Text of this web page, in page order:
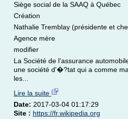
Siège social de la SAAQ à Québec
Création
Nathalie Tremblay (présidente et
Agence mère
modifier
La Société de l'assurance
une société d'�?tat qui a comme
les...
Lire la suite
Date: 2017-03-04 01:17:29
Site : https://fr.wikipedia.org